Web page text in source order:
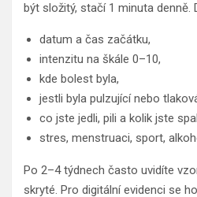
být složitý, stačí 1 minuta denně.
datum a čas začátku,
intenzitu na škále 0–10,
kde bolest byla,
jestli byla pulzující nebo
co jste jedli, pili a kolik jste
stres, menstruaci, sport,
Po 2–4 týdnech často uvidíte
skryté. Pro digitální evidenci se